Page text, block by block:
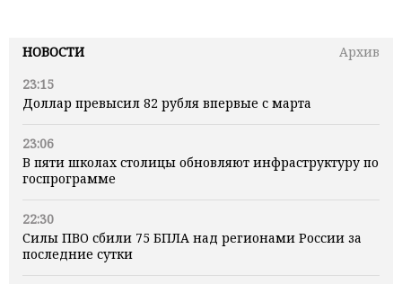
НОВОСТИ
Архив
23:15
Доллар превысил 82 рубля впервые с марта
23:06
В пяти школах столицы обновляют инфраструктуру по
госпрограмме
22:30
Силы ПВО сбили 75 БПЛА над регионами России за
последние сутки